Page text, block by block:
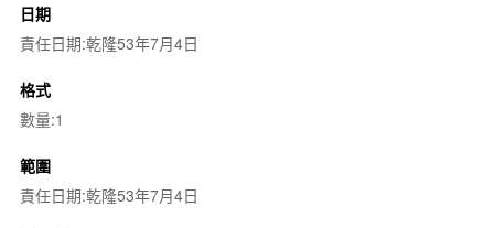
日期
責任日期:乾隆53年7月4日
格式
數量:1
範圍
責任日期:乾隆53年7月4日